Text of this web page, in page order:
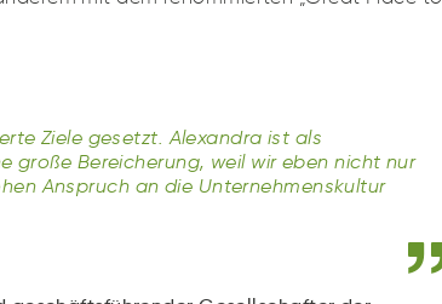
Ziele gesetzt. Alexandra ist als
große Bereicherung, weil wir eben nicht nur
Anspruch an die Unternehmenskultur